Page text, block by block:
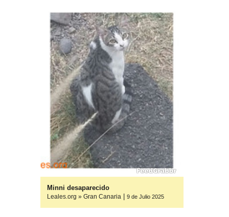
Minni desaparecido
Leales.org » Gran Canaria 9 de Julio 2025